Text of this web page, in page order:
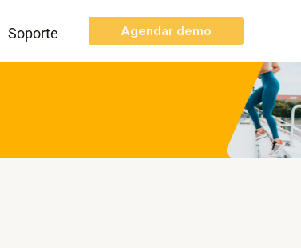
Soporte Agendar demo